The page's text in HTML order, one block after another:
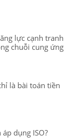
lực cạnh tranh
chuỗi cung ứng
là bài toán tiền
dụng ISO?